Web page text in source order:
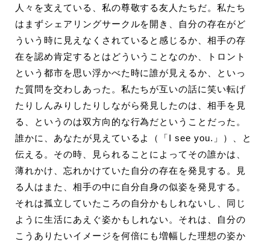
人々を支えている、私の尊敬する友人たちだ。私たち
はまずシェアリングサークルを開き、自分の存在がど
ういう時に見えなくされていると感じるか、相手の存
在を認め肯定するとはどういうことなのか、トロント
という都市を思い浮かべた時に誰が見えるか、といっ
た質問を交わしあった。私たちが互いの話に笑い転げ
たりしんみりしたりしながら発見したのは、相手を見
る、というのは双方向的な行為だということだった。
誰かに、あなたが見えているよ（「I see you.」）、と
伝える。その時、見られることによってその誰かは、
薄れかけ、忘れかけていた自分の存在を発見する。見
る人はまた、相手の中に自分自身の似姿を発見する。
それは孤立していたころの自分かもしれないし、同じ
ように生活にあえぐ姿かもしれない。それは、自分の
こうありたいイメージを何倍にも増幅した理想の姿か